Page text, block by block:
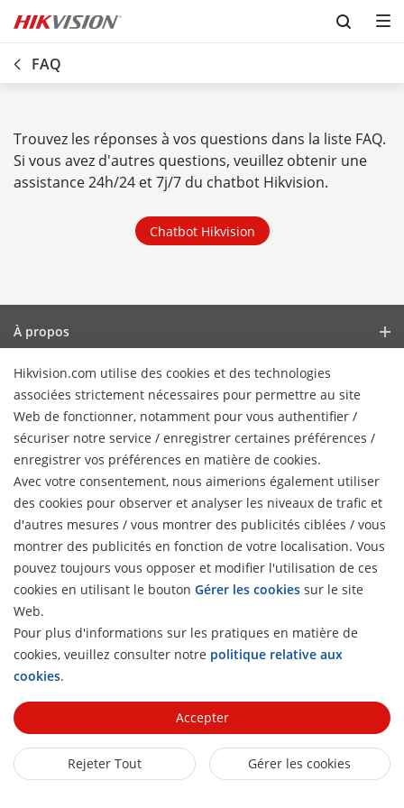
Skip to content
FAQ
Trouvez les réponses à vos questions dans la liste FAQ.
Si vous avez d'autres questions, veuillez obtenir une
assistance 24h/24 et 7j/7 du chatbot Hikvision.
Chatbot Hikvision
Hikvision.com utilise des cookies et des technologies
associées strictement nécessaires pour permettre au site
Web de fonctionner, notamment pour vous authentifier /
sécuriser notre service / enregistrer certaines préférences /
enregistrer vos préférences en matière de cookies.
Avec votre consentement, nous aimerions également utiliser
des cookies pour observer et analyser les niveaux de trafic et
d'autres mesures / vous montrer des publicités ciblées / vous
montrer des publicités en fonction de votre localisation. Vous
pouvez toujours vous opposer et modifier l'utilisation de ces
cookies en utilisant le bouton Gérer les cookies sur le site
Web.
Pour plus d'informations sur les pratiques en matière de
cookies, veuillez consulter notre politique relative aux
cookies.
Accepter
Rejeter Tout Gérer les cookies
À propos
Profil de l’Entreprise
Relations avec les investisseurs
Cybersécurité
Conformité
Développement durable
Axé sur la qualité
Contactez-nous
FAQ
Actualités
Blog
Dernières actualités
Témoignages clients
HikSnap
Bibliothèque vidéo
Partenaires
Hik-Partner Pro
Trouver un distributeur
Trouver un partenaire technologique
Portail des partenaires technologiques
Hikvision Embedded Open Platform
Témoignage de partenaire technologique
Liens Rapides
HikTech Star
Où Acheter
Produits obsolètes
Hikvision eLearning
Plan du site
Contactez-nous
S'abonner à la newsletter
© 2026 Hangzhou Hikvision Digital Technology Co., Ltd. All
Preferences
Se Désinscrire